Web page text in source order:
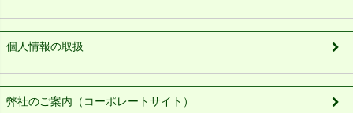
個人情報の取扱
弊社のご案内（コーポレートサイト）